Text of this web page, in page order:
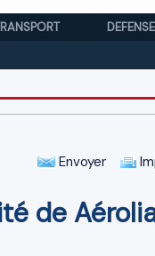
DEFENSE
Envoyer
de